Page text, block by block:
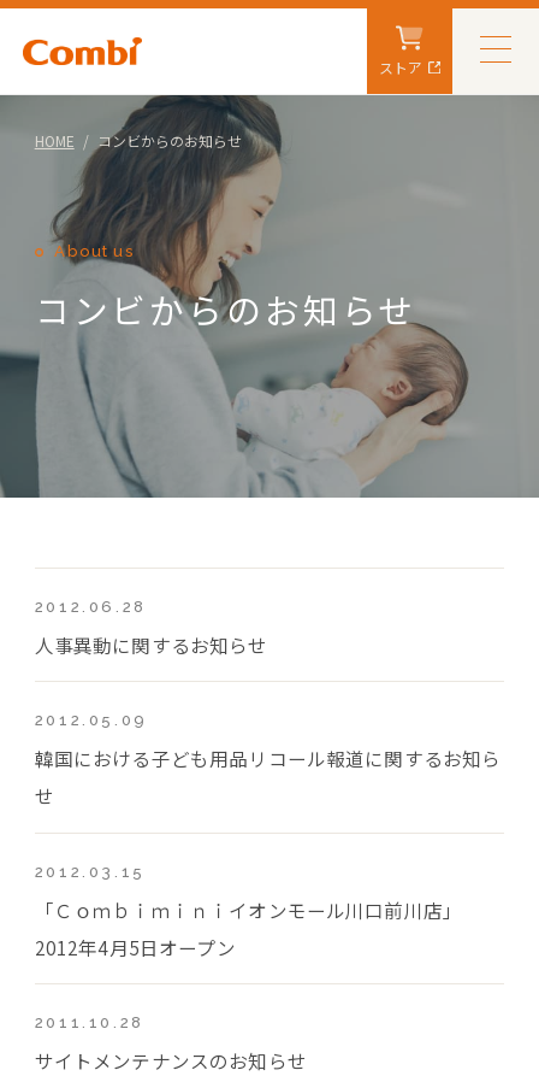
ストア
HOME コンビからのお知らせ
About us
コンビからのお知らせ
2012.06.28
人事異動に関するお知らせ
2012.05.09
韓国における子ども用品リコール報道に関するお知ら
せ
2012.03.15
「Ｃｏｍｂｉｍｉｎｉイオンモール川口前川店」
2012年4月5日オープン
2011.10.28
サイトメンテナンスのお知らせ